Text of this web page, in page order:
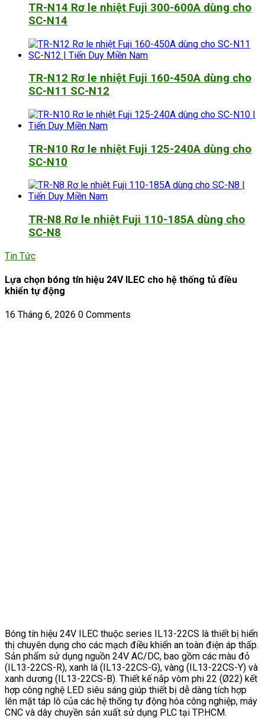
TR-N14 Rơ le nhiệt Fuji 300-600A dùng cho
SC-N14
TR-N12 Rơ le nhiệt Fuji 160-450A dùng cho
SC-N11 SC-N12
TR-N10 Rơ le nhiệt Fuji 125-240A dùng cho
SC-N10
TR-N8 Rơ le nhiệt Fuji 110-185A dùng cho
SC-N8
Tin Tức
Lựa chọn bóng tín hiệu 24V ILEC cho hệ thống tủ điều
khiển tự động
16 Tháng 6, 2026 0 Comments
Bóng tín hiệu 24V ILEC thuộc series IL13-22CS là thiết bị hiển
thị chuyên dụng cho các mạch điều khiển an toàn điện áp thấp.
Sản phẩm sử dụng nguồn 24V AC/DC, bao gồm các màu đỏ
(IL13-22CS-R), xanh lá (IL13-22CS-G), vàng (IL13-22CS-Y) và
xanh dương (IL13-22CS-B). Thiết kế nắp vòm phi 22 (Ø22) kết
hợp công nghệ LED siêu sáng giúp thiết bị dễ dàng tích hợp
lên mặt táp lô của các hệ thống tự động hóa công nghiệp, máy
CNC và dây chuyền sản xuất sử dụng PLC tại TP.HCM.